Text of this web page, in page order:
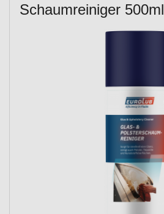
Schaumreiniger 500ml